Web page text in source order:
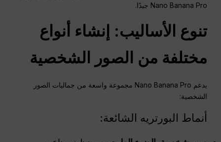
Nano Banana Pro جيدًا.
تنوع الأساليب: إنشاء أنواع
مختلفة من الصور الشخصية
يدعم Nano Banana Pro مجموعة واسعة من جماليات الصور
الشخصية:
أنماط البورتريه الشائعة: